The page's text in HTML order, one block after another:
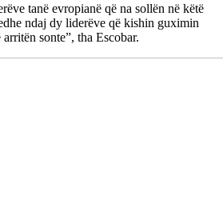
tanë evropianë që na sollën në këtë
ndaj dy liderëve që kishin guximin
sonte”, tha Escobar.